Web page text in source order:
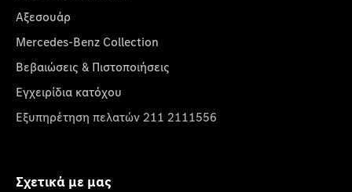
Αξεσουάρ
Mercedes-Benz Collection
Βεβαιώσεις & Πιστοποιήσεις
Εγχειρίδια κατόχου
Εξυπηρέτηση πελατών 211 2111556
Σχετικά με μας